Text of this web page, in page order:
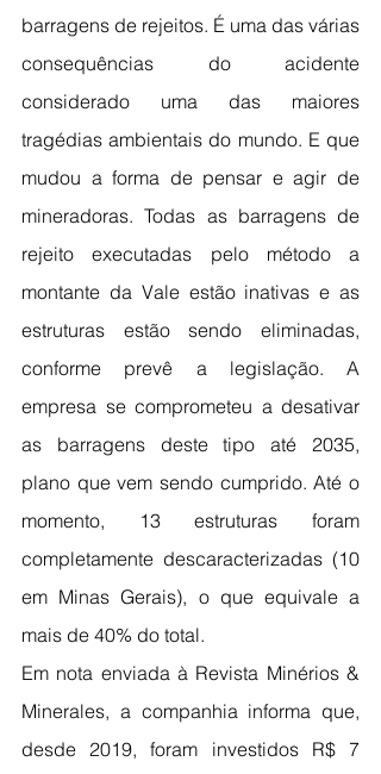
barragens de rejeitos. É uma das várias
consequências do acidente
considerado uma das maiores
tragédias ambientais do mundo. E que
mudou a forma de pensar e agir de
mineradoras. Todas as barragens de
rejeito executadas pelo método a
montante da Vale estão inativas e as
estruturas estão sendo eliminadas,
conforme prevê a legislação. A
empresa se comprometeu a desativar
as barragens deste tipo até 2035,
plano que vem sendo cumprido. Até o
momento, 13 estruturas foram
completamente descaracterizadas (10
em Minas Gerais), o que equivale a
mais de 40% do total.
Em nota enviada à Revista Minérios &
Minerales, a companhia informa que,
desde 2019, foram investidos R$ 7